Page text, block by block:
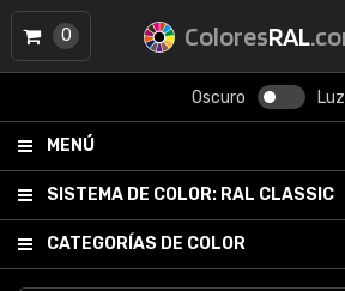
ColoresRAL
Oscuro Luz
MENÚ
SISTEMA DE COLOR: RAL CLASSIC
CATEGORÍAS DE COLOR
0